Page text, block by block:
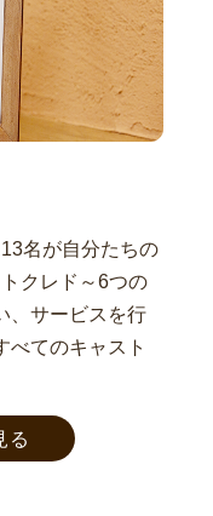
名が自分たちの
クレド～6つの
、サービスを行
べてのキャスト
る